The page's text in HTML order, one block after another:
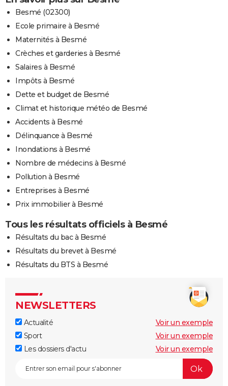
Besmé (02300)
Ecole primaire à Besmé
Maternités à Besmé
Crèches et garderies à Besmé
Salaires à Besmé
Impôts à Besmé
Dette et budget de Besmé
Climat et historique météo de Besmé
Accidents à Besmé
Délinquance à Besmé
Inondations à Besmé
Nombre de médecins à Besmé
Pollution à Besmé
Entreprises à Besmé
Prix immobilier à Besmé
Tous les résultats officiels à Besmé
Résultats du bac à Besmé
Résultats du brevet à Besmé
Résultats du BTS à Besmé
NEWSLETTERS
Actualité
Voir un exemple
Sport
Voir un exemple
Les dossiers d'actu
Voir un exemple